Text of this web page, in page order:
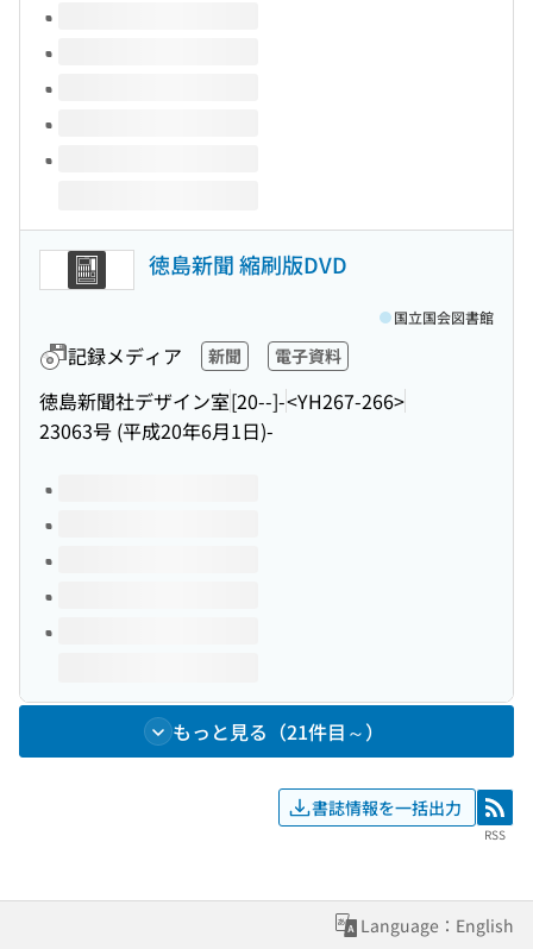
このタイトルの巻号
徳島新聞 縮刷版DVD
記録メディア 新聞 電子資料
徳島新聞社デザイン室[20--]-<YH267-266>
23063号 (平成20年6月1日)-
国立国会図書館
このタイトルの巻号
もっと見る（21件目～）
書誌情報を一括出力 RSS
RSS
Language：English